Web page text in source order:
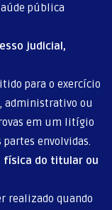
pública
judicial,
para o exercício
administrativo ou
em um litígio
envolvidas.
física do titular ou
realizado quando